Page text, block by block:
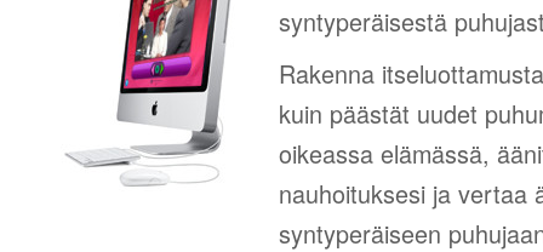
syntyperäisestä
Rakenna
kuin päästät uudet
oikeassa elämässä,
nauhoituksesi ja vertaa
syntyperäiseen